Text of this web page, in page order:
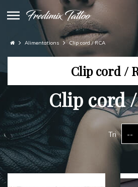
Alimentations Clip cord / RCA
Clip cord /
Clip cord
Tri --